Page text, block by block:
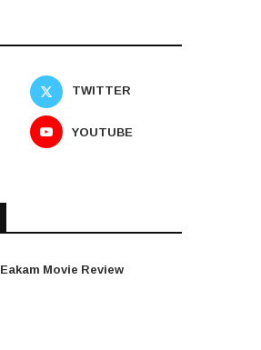
TWITTER
YOUTUBE
Eakam Movie Review